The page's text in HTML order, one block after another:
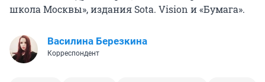
школа Москвы», издания Sota. Vision и «Бумага».
Василина Березкина
Корреспондент